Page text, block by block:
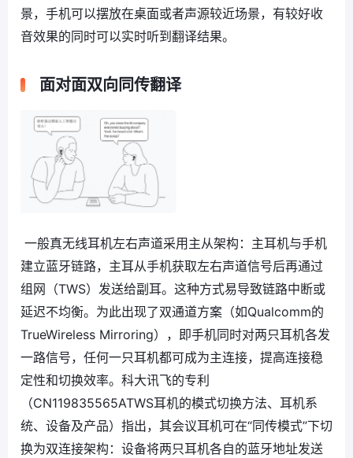
景，手机可以摆放在桌面或者声源较近场景，有较好收
音效果的同时可以实时听到翻译结果。
面对面双向同传翻译
一般真无线耳机左右声道采用主从架构：主耳机与手机
建立蓝牙链路，主耳从手机获取左右声道信号后再通过
组网（TWS）发送给副耳。这种方式易导致链路中断或
延迟不均衡。为此出现了双通道方案（如Qualcomm的
TrueWireless Mirroring），即手机同时对两只耳机各发
一路信号，任何一只耳机都可成为主连接，提高连接稳
定性和切换效率。科大讯飞的专利
（CN119835565ATWS耳机的模式切换方法、耳机系
统、设备及产品）指出，其会议耳机可在“同传模式”下切
换为双连接架构：设备将两只耳机各自的蓝牙地址发送